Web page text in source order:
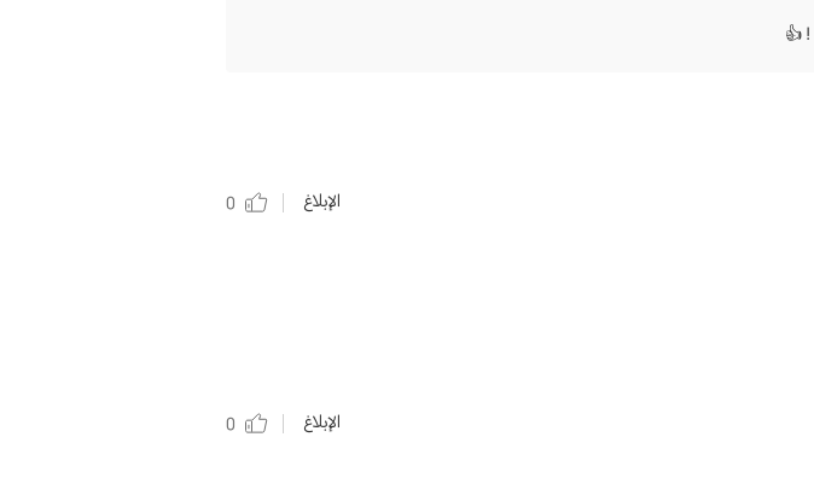
الإبلاغ
0
الإبلاغ
0